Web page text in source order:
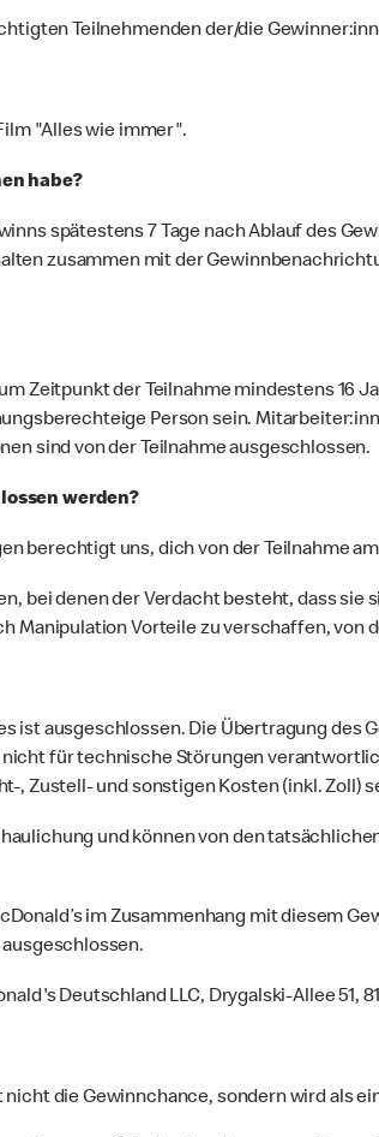
Teilnehmenden der/die
"Alles wie immer".
habe?
spätestens 7 Tage nach Ablauf des
zusammen mit der
Zeitpunkt der Teilnahme mindestens 16
Person sein.
sind von der Teilnahme ausgeschlossen.
werden?
berechtigt uns, dich von der Teilnahme
bei denen der Verdacht besteht, dass
Manipulation Vorteile zu verschaffen, von
ist ausgeschlossen. Die Übertragung
für technische Störungen
, Zustell- und sonstigen Kosten (inkl. Zoll)
und können von den
im Zusammenhang mit diesem
Deutschland LLC, Drygalski-Allee 51,
die Gewinnchance, sondern wird als